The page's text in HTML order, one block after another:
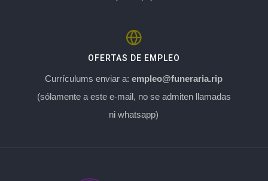
OFERTAS DE EMPLEO
Currículums enviar a:empleo@funeraria.rip
(sólamente a este e-mail, no se admiten llamadas
ni whatsapp)